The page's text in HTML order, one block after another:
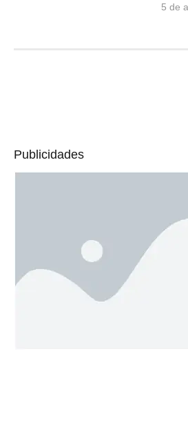
5 de
Publicidades